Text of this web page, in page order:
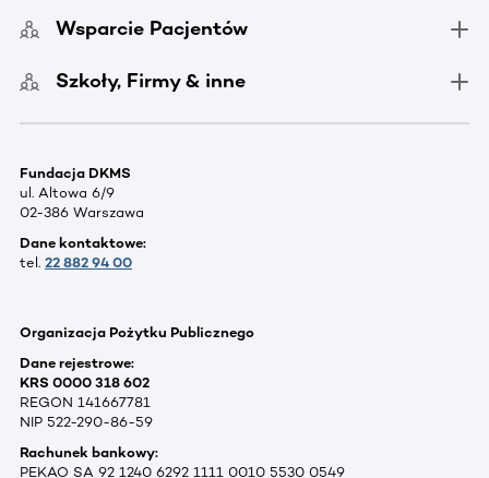
Wsparcie Pacjentów
Szkoły, Firmy & inne
Fundacja DKMS
ul. Altowa 6/9
02-386 Warszawa
Dane kontaktowe:
tel. 22 882 94 00
Organizacja Pożytku Publicznego
Dane rejestrowe:
KRS 0000 318 602
REGON 141667781
NIP 522-290-86-59
Rachunek bankowy:
PEKAO SA 92 1240 6292 1111 0010 5530 0549